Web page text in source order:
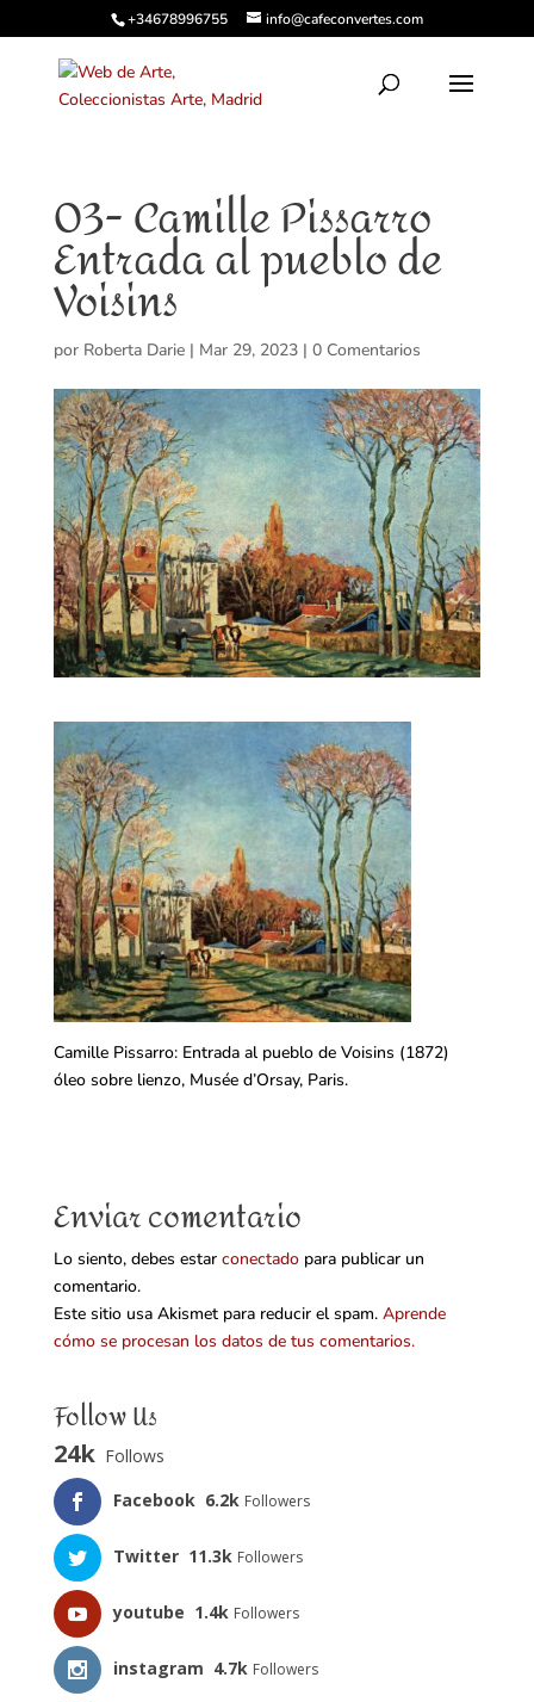
+34678996755 info@cafeconvertes.com
03- Camille Pissarro
Entrada al pueblo de
Voisins
por Roberta Darie| Mar 29, 2023| 0 Comentarios
Camille Pissarro: Entrada al pueblo de Voisins (1872)
óleo sobre lienzo, Musée d’Orsay, Paris.
Enviar comentario
Lo siento, debes estar conectadopara publicar un
comentario.
Este sitio usa Akismet para reducir el spam. Aprende
cómo se procesan los datos de tus comentarios.
Follow Us
24k Follows
Facebook 6.2k Followers
Twitter 11.3k Followers
youtube 1.4k Followers
instagram 4.7k Followers